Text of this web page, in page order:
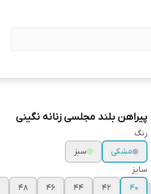
پیراهن بلند مجلسی زنانه نگینی
رنگ
مشکی
سبز
سایز
۴۰
۴۲ ۴۴ ۴۶ ۴۸